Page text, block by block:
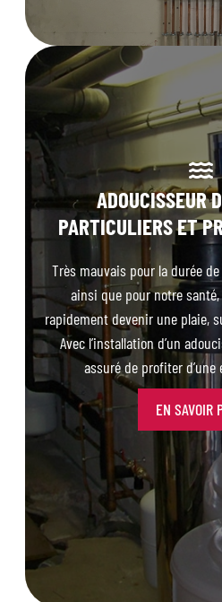
ADOUCISSEUR
PARTICULIERS ET
Très mauvais pour la durée de
ainsi que pour notre
rapidement devenir une plaie,
Avec l’installation d’un
assuré de profiter d’une
EN SAVOIR